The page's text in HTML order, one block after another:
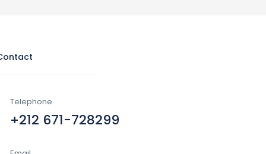
Telephone
+212 671-728299